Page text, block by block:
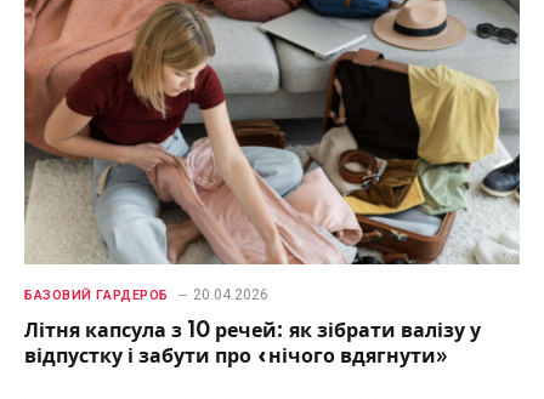
БАЗОВИЙ ГАРДЕРОБ 20.04.2026
Літня капсула з 10 речей: як зібрати валізу у
відпустку і забути про «нічого вдягнути»